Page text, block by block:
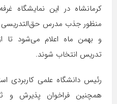
کرمانشاه در این نمایشگاه
منظور جذب مدرس حق‌التدریسی
و بهمن ماه اعلام می‌شود تا
تدریس انتخاب شوند.
رئیس دانشگاه علمی کاربردی
همچنین فراخوان پذیرش و